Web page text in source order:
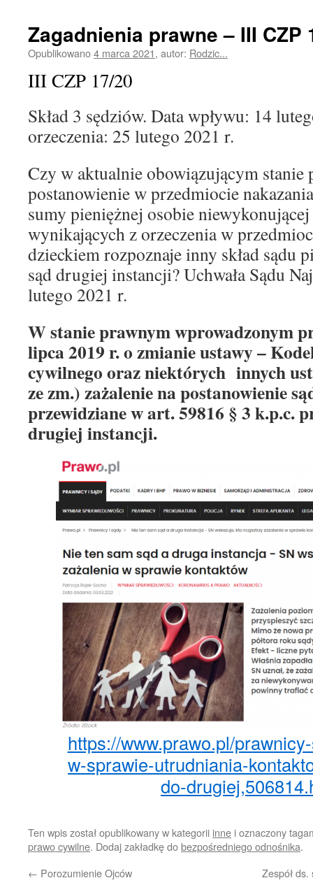
Zagadnienia prawne – III CZP
Opublikowano4 marca 2021, autor: Rodzic...
III CZP 17/20
Skład 3 sędziów. Data wpływu: 14
orzeczenia: 25 lutego 2021 r.
Czy w aktualnie obowiązującym stanie
postanowienie w przedmiocie
sumy pieniężnej osobie
wynikających z orzeczenia w
dzieckiem rozpoznaje inny skład sądu
sąd drugiej instancji? Uchwała Sądu
lutego 2021 r.
W stanie prawnym wprowadzonym
lipca 2019 r. o zmianie ustawy –
cywilnego oraz niektórych innych
ze zm.) zażalenie na postanowienie
przewidziane w art. 59816 § 3 k.p.c.
drugiej instancji.
https://www.prawo.pl/
w-sprawie-utrudniania-
do-
Ten wpis został opublikowany w kategorii inne i oznaczony
prawo cywilne. Dodaj zakładkę dobezpośredniego odnośnika.
← Porozumienie Ojców Zespół